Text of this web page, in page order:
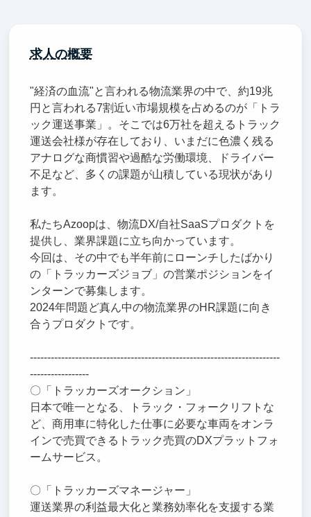
求人の概要
"経済の血流"と言われる物流業界の中で、約19兆
円と言われる7割近い市場規模を占めるのが「トラ
ック運送事業」。そこでは6万社を超えるトラック
運送会社様が存在しており、いまだに色濃く残る
アナログな商慣習や過酷な労働環境、ドライバー
不足など、多くの課題が山積している現状があり
ます。
私たちAzoopは、物流DX/自社SaaSプロダクトを
提供し、業界課題に立ち向かっています。
今回は、その中でも半年前にローンチしたばかり
の「トラッカーズジョブ」の営業ポジションをイ
ンターンで募集します。
2024年問題ど真ん中の物流業界のHR課題に向き
合うプロダクトです。
------------------------------------------------------------------------
-----------------
〇「トラッカーズオークション」
日本で唯一となる、トラック・フォークリフトな
ど、商用車に特化した仕事に必要な車両をオンラ
インで売買できるトラック売買のDXプラットフォ
ームサービス。
〇「トラッカーズマネージャー」
運送業界の利益最大化と業務効率化を支援する業